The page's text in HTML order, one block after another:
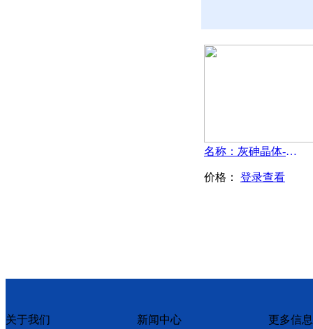
名称：灰砷晶体-Grey-As
价格： 登录查看
关于我们 新闻中心 更多信息